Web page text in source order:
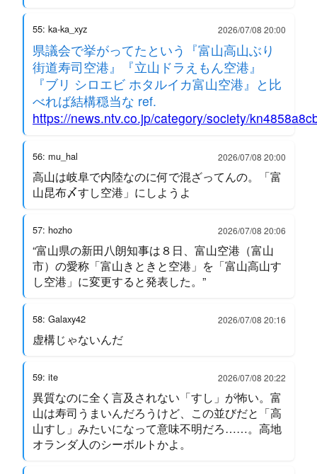
55: ka-ka_xyz 2026/07/08 20:00
県議会で挙がってたという『富山高山ぶり
街道寿司空港』『立山ドラえもん空港』
『ブリ シロエビ ホタルイカ富山空港』と比
べれば結構穏当な ref.
https://news.ntv.co.jp/category/society/
56: mu_hal 2026/07/08 20:00
高山は岐阜で内陸なのに何で混ざってんの。「富
山昆布〆すし空港」にしようよ
57: hozho 2026/07/08 20:06
“富山県の新田八朗知事は８日、富山空港（富山
市）の愛称「富山きときと空港」を「富山高山す
し空港」に変更すると発表した。”
58: Galaxy42 2026/07/08 20:16
虚構じゃないんだ
59: ite 2026/07/08 20:22
異質なのに全く言及されない「すし」が怖い。富
山は寿司うまいんだろうけど、この並びだと「高
山すし」みたいになって意味不明だろ……。高地
オランダ人のシーボルトかよ。